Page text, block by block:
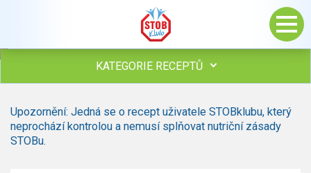
KATEGORIE RECEPTŮ
Polévky
Studená kuchyně
Upozornění: Jedná se o recept uživatele STOBklubu, který
neprochází kontrolou a nemusí splňovat nutriční zásady
STOBu.